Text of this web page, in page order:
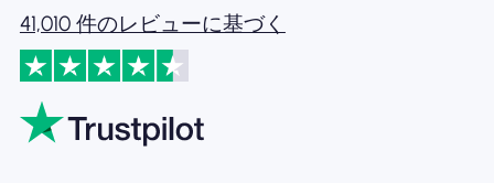
41,010 件のレビューに基づく